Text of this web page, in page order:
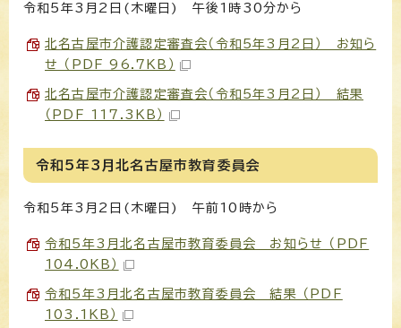
令和5年3月2日(木曜日) 午後1時30分から
北名古屋市介護認定審査会（令和5年3月2日） お知ら
せ （PDF 96.7KB）
北名古屋市介護認定審査会（令和5年3月2日） 結果
（PDF 117.3KB）
令和5年3月北名古屋市教育委員会
令和5年3月2日(木曜日) 午前10時から
令和5年3月北名古屋市教育委員会 お知らせ （PDF
104.0KB）
令和5年3月北名古屋市教育委員会 結果 （PDF
103.1KB）